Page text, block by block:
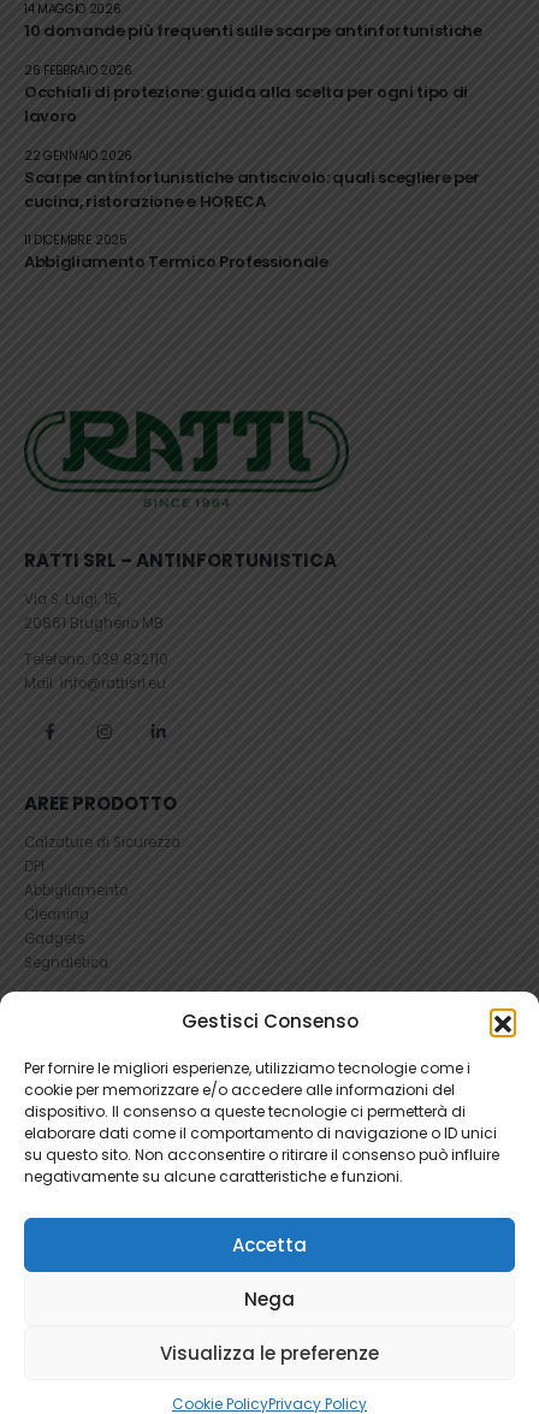
Gestisci Consenso
Per fornire le migliori esperienze, utilizziamo tecnologie come i
cookie per memorizzare e/o accedere alle informazioni del
dispositivo. Il consenso a queste tecnologie ci permetterà di
elaborare dati come il comportamento di navigazione o ID unici
su questo sito. Non acconsentire o ritirare il consenso può influire
negativamente su alcune caratteristiche e funzioni.
Accetta
Nega
Visualizza le preferenze
Cookie PolicyPrivacy Policy
10 domande più frequenti sulle scarpe antinfortunistiche
14 MAGGIO 2026
Occhiali di protezione: guida alla scelta per ogni tipo di
lavoro
26 FEBBRAIO 2026
Scarpe antinfortunistiche antiscivolo: quali scegliere per
cucina, ristorazione e HORECA
22 GENNAIO 2026
Abbigliamento Termico Professionale
11 DICEMBRE 2025
RATTI SRL – ANTINFORTUNISTICA
Via S. Luigi, 15,
20861 Brugherio MB
Telefono: 039 832110
Mail: info@rattisrl.eu
AREE PRODOTTO
Calzature di Sicurezza
DPI
Abbigliamento
Cleaning
Gadgets
Segnaletica
RICHIEDI UN RESO
Condizioni e Resi
FAQ Antinfortunistica
Richiesta Reso
CookieePrivacy